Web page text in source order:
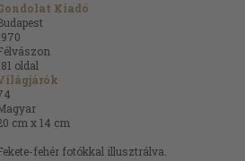
Kiadó
oldal
cm x 14 cm
fehér fotókkal illusztrálva.